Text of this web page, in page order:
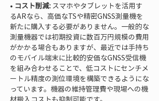
• コスト削減: スマホやタブレットを活用す
るARなら、高価なTSや精密GNSS測量機を
新たに購入する必要がありません。一般的な
測量機器では初期投資に数百万円規模の費用
がかかる場合もありますが、最近では手持ち
のモバイル端末に比較的安価なGNSS受信機
を組み合わせることで、低コストにセンチメ
ートル精度の測位環境を構築できるようにな
っています。機器の維持管理費や現場への機